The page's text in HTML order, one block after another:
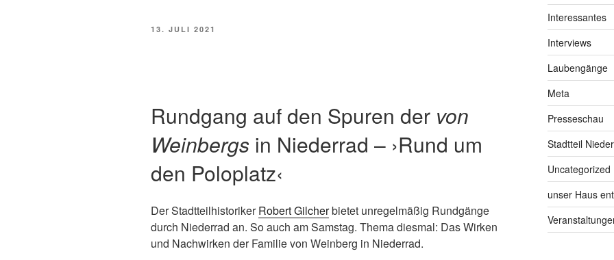
VERÖFFENTLICHT
13. JULI 2021
Rundgang auf den Spuren der von
Weinbergs in Niederrad – ›Rund um
den Poloplatz‹
Der StadtteilhistorikerRobert Gilcherbietet unregelmäßig Rundgänge
durch Niederrad an. So auch am Samstag. Thema diesmal: Das Wirken
und Nachwirken der Familie von Weinberg in Niederrad.
Interessantes
Interviews
Laubengänge
Meta
Presseschau
Stadtteil
Uncategorized
unser Haus